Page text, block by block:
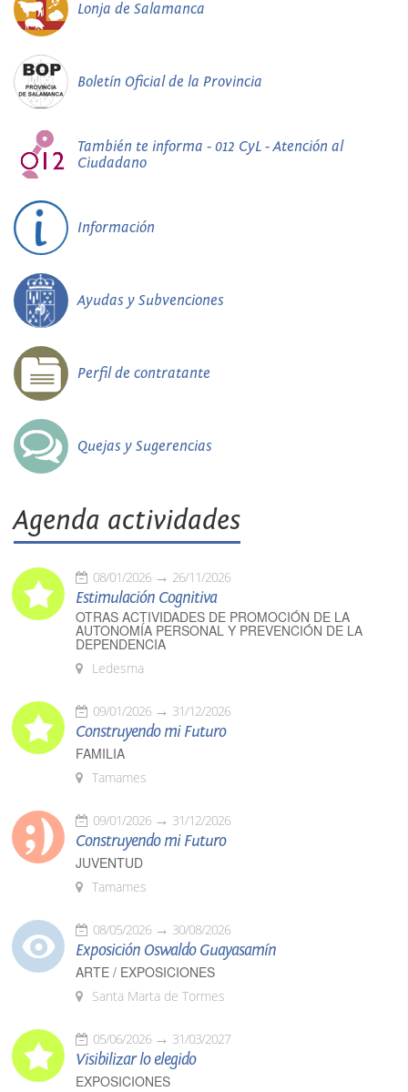
Lonja de Salamanca
Boletín Oficial de la Provincia
También te informa - 012 CyL - Atención al
Ciudadano
Información
Ayudas y Subvenciones
Perfil de contratante
Quejas y Sugerencias
Agenda actividades
08/01/2026 26/11/2026
Estimulación Cognitiva
OTRAS ACTIVIDADES DE PROMOCIÓN DE LA
AUTONOMÍA PERSONAL Y PREVENCIÓN DE LA
DEPENDENCIA
Ledesma
09/01/2026 31/12/2026
Construyendo mi Futuro
FAMILIA
Tamames
09/01/2026 31/12/2026
Construyendo mi Futuro
JUVENTUD
Tamames
08/05/2026 30/08/2026
Exposición Oswaldo Guayasamín
ARTE / EXPOSICIONES
Santa Marta de Tormes
05/06/2026 31/03/2027
Visibilizar lo elegido
EXPOSICIONES